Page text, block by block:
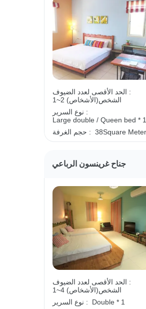
الحد الأقصى لعدد الضيوف :
1~2 الشخص(الأشخاص)
نوع السرير :
Large double / Queen bed * 1
حجم الغرفة : 38Square
جناح غرينسون الرباعي
الحد الأقصى لعدد الضيوف :
1~4 الشخص(الأشخاص)
نوع السرير :
Double * 1